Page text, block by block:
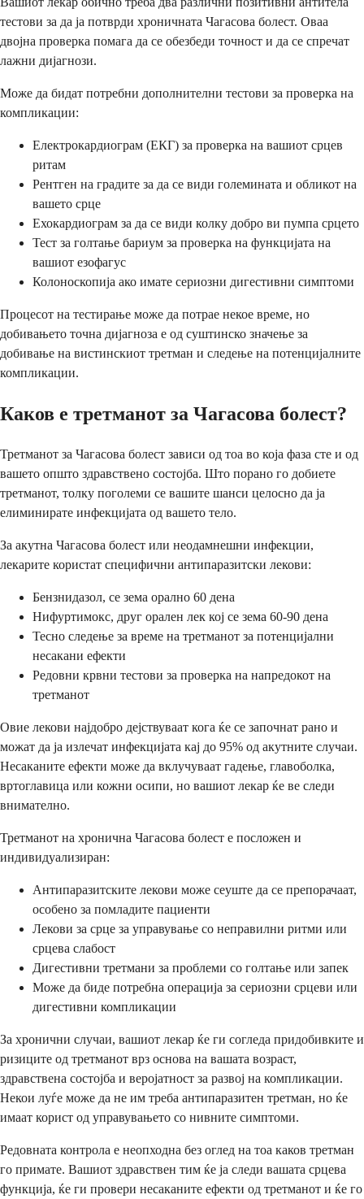
тестови за да ја потврди хроничната Чагасова болест. Оваа
двојна проверка помага да се обезбеди точност и да се спречат
лажни дијагнози.
Може да бидат потребни дополнителни тестови за проверка на
компликации:
Електрокардиограм (ЕКГ) за проверка на вашиот срцев
ритам
Рентген на градите за да се види големината и обликот на
вашето срце
Ехокардиограм за да се види колку добро ви пумпа срцето
Тест за голтање бариум за проверка на функцијата на
вашиот езофагус
Колоноскопија ако имате сериозни дигестивни симптоми
Процесот на тестирање може да потрае некое време, но
добивањето точна дијагноза е од суштинско значење за
добивање на вистинскиот третман и следење на потенцијалните
компликации.
Каков е третманот за Чагасова болест?
Третманот за Чагасова болест зависи од тоа во која фаза сте и од
вашето општо здравствено состојба. Што порано го добиете
третманот, толку поголеми се вашите шанси целосно да ја
елиминирате инфекцијата од вашето тело.
За акутна Чагасова болест или неодамнешни инфекции,
лекарите користат специфични антипаразитски лекови:
Бензнидазол, се зема орално 60 дена
Нифуртимокс, друг орален лек кој се зема 60-90 дена
Тесно следење за време на третманот за потенцијални
несакани ефекти
Редовни крвни тестови за проверка на напредокот на
третманот
Овие лекови најдобро дејствуваат кога ќе се започнат рано и
можат да ја излечат инфекцијата кај до 95% од акутните случаи.
Несаканите ефекти може да вклучуваат гадење, главоболка,
вртоглавица или кожни осипи, но вашиот лекар ќе ве следи
внимателно.
Третманот на хронична Чагасова болест е посложен и
индивидуализиран:
Антипаразитските лекови може сеуште да се препорачаат,
особено за помладите пациенти
Лекови за срце за управување со неправилни ритми или
срцева слабост
Дигестивни третмани за проблеми со голтање или запек
Може да биде потребна операција за сериозни срцеви или
дигестивни компликации
За хронични случаи, вашиот лекар ќе ги согледа придобивките и
ризиците од третманот врз основа на вашата возраст,
здравствена состојба и веројатност за развој на компликации.
Некои луѓе може да не им треба антипаразитен третман, но ќе
имаат корист од управувањето со нивните симптоми.
Редовната контрола е неопходна без оглед на тоа каков третман
го примате. Вашиот здравствен тим ќе ја следи вашата срцева
функција, ќе ги провери несаканите ефекти од третманот и ќе го